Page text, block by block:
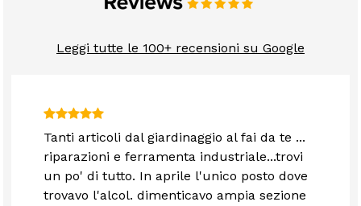
Leggi tutte le 100+ recensioni su Google
Tanti articoli dal giardinaggio al fai da te ...
riparazioni e ferramenta industriale...trovi
un po' di tutto. In aprile l'unico posto dove
trovavo l'alcol. dimenticavo ampia sezione